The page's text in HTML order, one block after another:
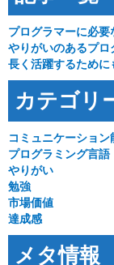
プログラマーに必要
やりがいのあるプロ
長く活躍するために
カテゴリ
コミュニケーション
プログラミング言語
やりがい
勉強
市場価値
達成感
メタ情報